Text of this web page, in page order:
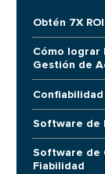
Obtén 7X
Cómo lograr
Gestión de
Software de
Software de
Fiabilidad